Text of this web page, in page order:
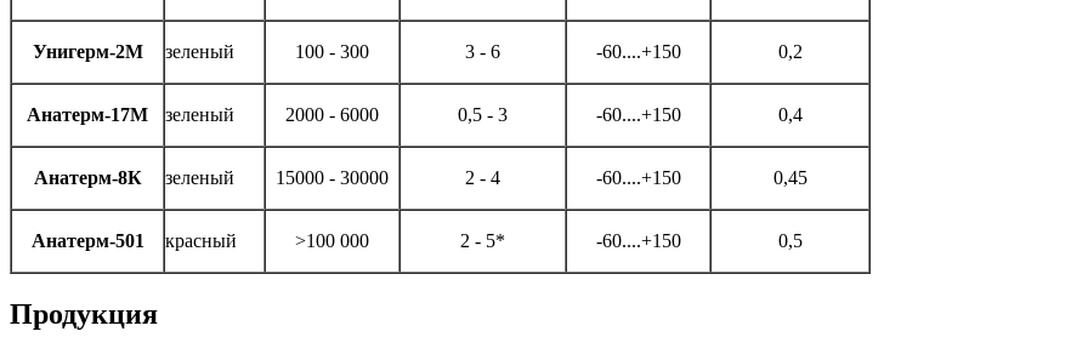
Унигерм-2М зеленый 100 - 300 3 - 6 -60....+150 0,2
Анатерм-17М зеленый 2000 - 6000 0,5 - 3 -60....+150 0,4
Анатерм-8К зеленый 15000 - 30000 2 - 4 -60....+150 0,45
Анатерм-501 красный >100 000 2 - 5* -60....+150 0,5
Продукция